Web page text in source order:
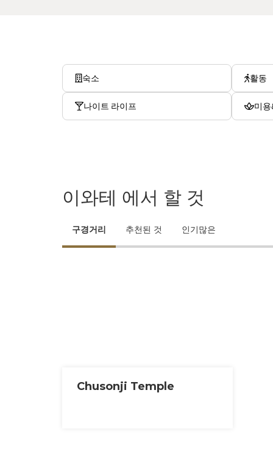
숙소 활동
나이트 라이프 미용
이와테 에서 할 것
구경거리 추천된 것 인기많은
Chusonji Temple